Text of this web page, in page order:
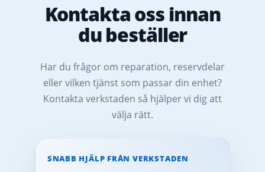
Kontakta oss innan
du beställer
Har du frågor om reparation, reservdelar
eller vilken tjänst som passar din enhet?
Kontakta verkstaden så hjälper vi dig att
välja rätt.
SNABB HJÄLP FRÅN VERKSTADEN